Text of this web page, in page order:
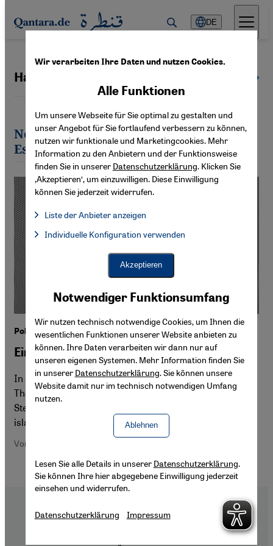
Direkt zum Inhalt springen
DE
Hassan Yussefi Eshkevari
Neueste Artikel von Hassan Yussefi
Eshkevari
Politischer Islam und Gewalt
Eine Frage der Macht
In seinem Essay ergründet der namhafte schiitische
Theologe und Philosoph Hassan Yussefi Eshkevari den
Stellenwert von politischer Macht und Gewalt in
islamischen Herrschaftssystemen.
Von Hassan Yussefi Eshkevari
Wir verarbeiten Ihre Daten und nutzen Cookies.
Notwendiger Funktionsumfang
Wir nutzen technisch notwendige Cookies, um Ihnen die
wesentlichen Funktionen unserer Website anbieten zu
können. Ihre Daten verarbeiten wir dann nur auf
unseren eigenen Systemen. Mehr Information finden Sie
in unserer Datenschutzerklärung. Sie können unsere
Website damit nur im technisch notwendigen Umfang
nutzen.
Ablehnen
Alle Funktionen
Um unsere Webseite für Sie optimal zu gestalten und
unser Angebot für Sie fortlaufend verbessern zu können,
nutzen wir funktionale und Marketingcookies. Mehr
Information zu den Anbietern und der Funktionsweise
finden Sie in unserer Datenschutzerklärung. Klicken Sie
‚Akzeptieren‘, um einzuwilligen. Diese Einwilligung
können Sie jederzeit widerrufen.
Liste der Anbieter anzeigen
Facebook Embed / Facebook Connect, Google Maps Embed,
Facebook Embed / Facebook Connect
Google Maps Embed
Individuelle Konfiguration verwenden
Akzeptieren
Lesen Sie alle Details in unserer Datenschutzerklärung.
Sie können Ihre hier abgegebene Einwilligung jederzeit
einsehen und widerrufen.
Datenschutzerklärung Impressum